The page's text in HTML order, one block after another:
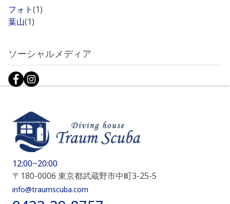
フォト(1)
葉山(1)
ソーシャルメディア
12:00~20:00
〒180-0006 東京都武蔵野市中町3-25-5
info@traumscuba.com